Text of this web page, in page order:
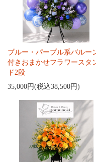
ブルー・パープル系バルー
付きおまかせフラワースタ
ド2段
35,000円(税込38,500円)